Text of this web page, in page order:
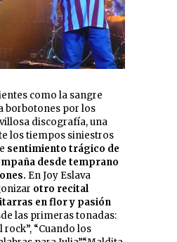
como la sangre
borbotones por los
discografía, una
los tiempos siniestros
sentimiento trágico de
desde temprano
En Joy Eslava
otro recital
en flor y pasión
las primeras tonadas:
“Cuando los